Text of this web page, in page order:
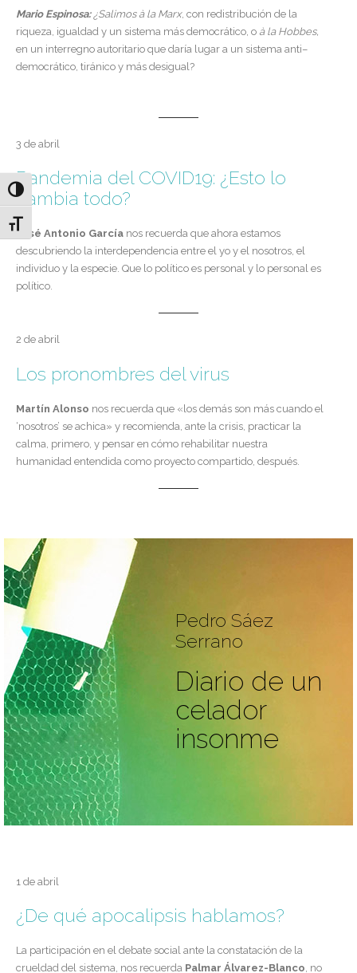
Alternar alto contraste
Alternar tamaño de letra
Mario Espinosa: ¿Salimos à la Marx, con redistribución de la
riqueza, igualdad y un sistema más democrático, o à la Hobbes,
en un interregno autoritario que daría lugar a un sistema anti–
democrático, tiránico y más desigual?
3 de abril
Pandemia del COVID19: ¿Esto lo
cambia todo?
José Antonio García nos recuerda que ahora estamos
descubriendo la interdependencia entre el yo y el nosotros, el
individuo y la especie. Que lo político es personal y lo personal es
político.
2 de abril
Los pronombres del virus
Martín Alonso nos recuerda que «los demás son más cuando el
‘nosotros’ se achica» y recomienda, ante la crisis, practicar la
calma, primero, y pensar en cómo rehabilitar nuestra
humanidad entendida como proyecto compartido, después.
Pedro Sáez
Serrano
Diario de un
celador
insonme
1 de abril
¿De qué apocalipsis hablamos?
La participación en el debate social ante la constatación de la
crueldad del sistema, nos recuerda Palmar Álvarez-Blanco, no